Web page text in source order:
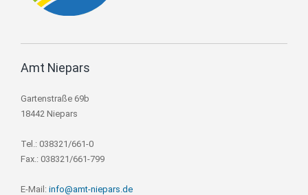
Amt Niepars
Gartenstraße 69b
18442 Niepars
Tel.: 038321/661-0
Fax.: 038321/661-799
E-Mail: info@amt-niepars.de